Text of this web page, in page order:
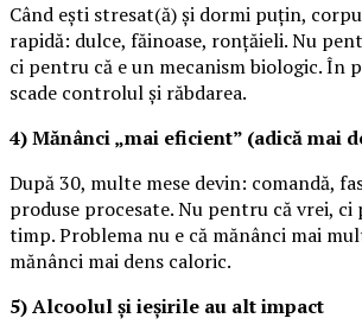
Când ești stresat(ă) și dormi puțin,
rapidă: dulce, făinoase, ronțăieli. Nu
ci pentru că e un mecanism biologic. În
scade controlul și răbdarea.
4) Mănânci „mai eficient” (adică mai
După 30, multe mese devin: comandă,
produse procesate. Nu pentru că vrei,
timp. Problema nu e că mănânci mai
mănânci mai dens caloric.
5) Alcoolul și ieșirile au alt impact